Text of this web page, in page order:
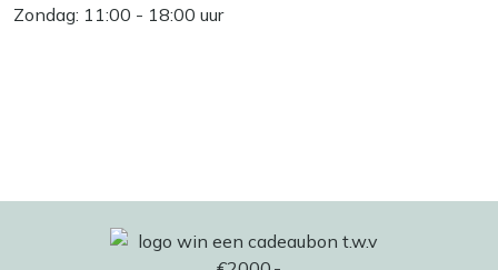
Zondag: 11:00 - 18:00 uur